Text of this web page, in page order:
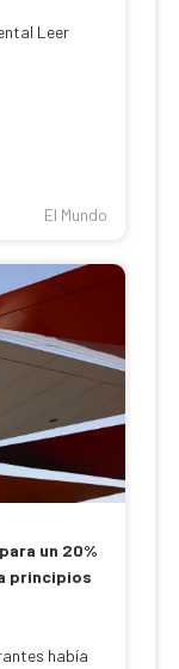
Leer
El Mundo
un 20%
principios
había